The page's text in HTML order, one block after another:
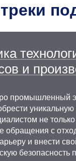
и
промышленный
не
обращения с
и внести
безопасность